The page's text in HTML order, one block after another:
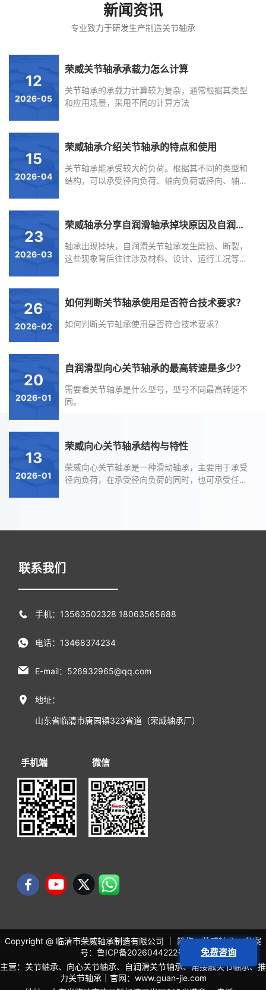
免费咨询
新闻资讯
专业致力于研发生产制造关节轴承
12
2026-05
荣威关节轴承承载力怎么计算
关节轴承的承载力计算较为复杂，通常根据其类型
和应用场景，采用不同的计算方法
15
2026-04
荣威轴承介绍关节轴承的特点和使用
关节轴承能承受较大的负荷。根据其不同的类型和
结构，可以承受径向负荷、轴向负荷或径向、轴向
23
2026-03
荣威轴承分享自润滑轴承掉块原因及自润滑关节轴承磨损和断裂原因
轴承出现掉块，自润滑关节轴承发生磨损、断裂，
这些现象背后往往涉及材料、设计、运行工况等多
26
2026-02
如何判断关节轴承使用是否符合技术要求？
如何判断关节轴承使用是否符合技术要求？
20
2026-01
自润滑型向心关节轴承的最高转速是多少？
需要看关节轴承是什么型号，型号不同最高转速不
同。
13
2026-01
荣威向心关节轴承结构与特性
荣威向心关节轴承是一种滑动轴承，主要用于承受
径向负荷，在承受径向负荷的同时，也可承受任一
联系我们
手机：13563502328 18063565888
电话：13468374234
E-mail：526932965@qq.com
地址：
山东省临清市唐园镇323省道（荣威轴承厂）
手机端 微信
Copyright @ 临清市荣威轴承制造有限公司 ｜ 简称：荣威轴承 备案
号： 鲁ICP备2026044222号
主营：关节轴承、向心关节轴承、自润滑关节轴承、角接触关节轴承、推
力关节轴承｜官网： www.guan-jie.com